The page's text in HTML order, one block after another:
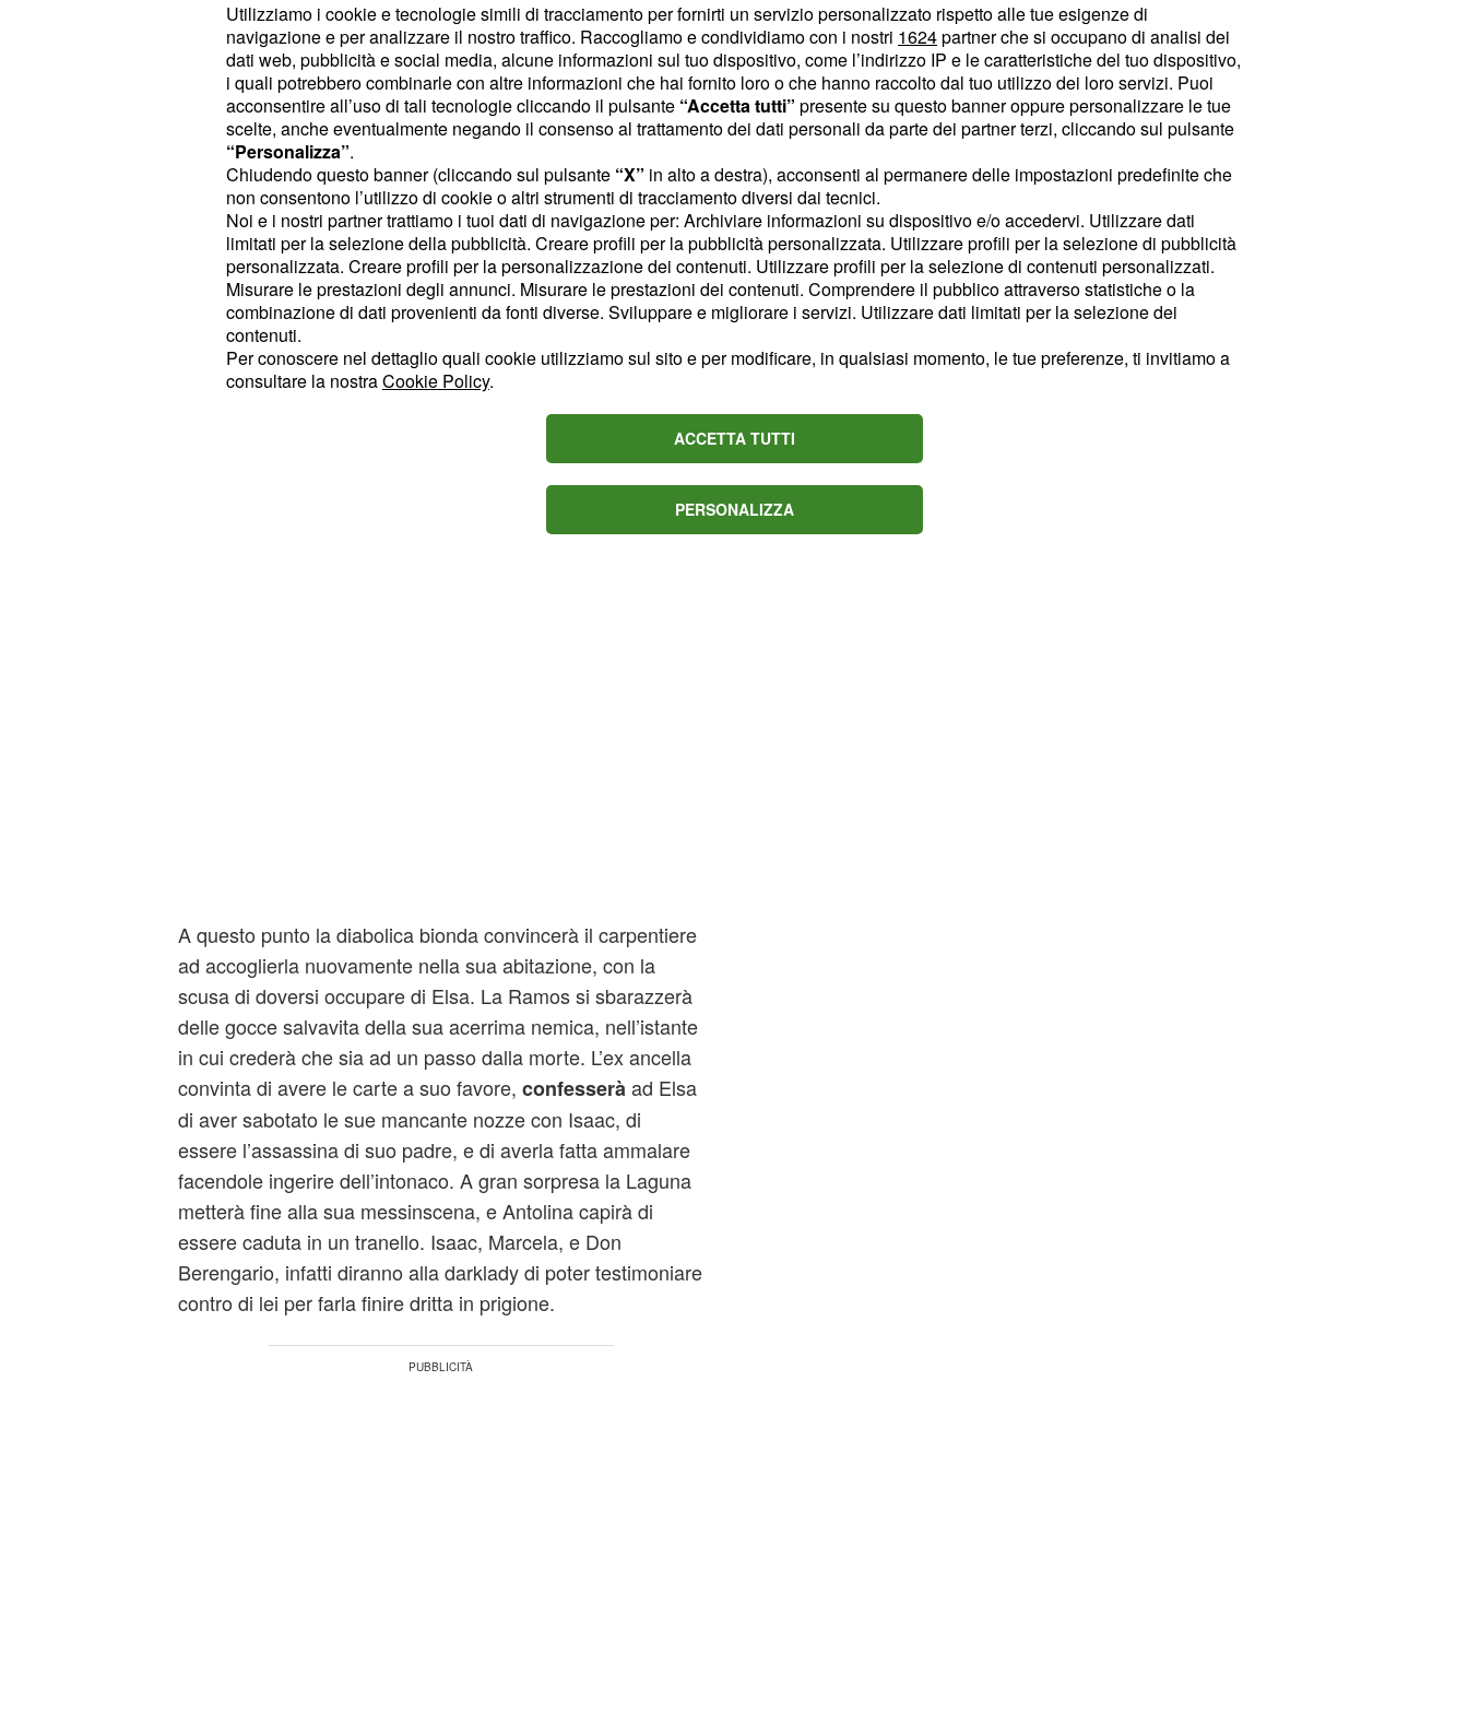
Il piano di Elsa per smascherare la
sua rivale, Antolina confessa i suoi
delitti
Negliepisodi della soap
luglio 2019 per via della distanza temporale di messa in
onda nostrana e spagnola, e che occuperanno la rete
ammiraglia Mediaset tra qualche settimana,Elsaverrà
dimessa dall’ospedale. La sorella del defunto Jesus pur non
essendosi ripresa del tutto, progetterà unpianoper mettere
fuori giocoAntolina
. Quest’ultima nel contempo riuscirà a
riconquistarsi la fiducia del marito Isaac, facendogli credere
di essersi pentita delle malefatte commesse. L’ex ancella per
momento in cui avrà una piccola crisi, somministrandole in
A questo punto la diabolica bionda convincerà il carpentiere
ad accoglierla nuovamente nella sua abitazione, con la
scusa di doversi occupare di Elsa. La Ramos si sbarazzerà
delle gocce salvavita della sua acerrima nemica, nell’istante
in cui crederà che sia ad un passo dalla morte. L’ex ancella
convinta di avere le carte a suo favore, confesserà ad Elsa
di aver sabotato le sue mancante nozze con Isaac, di
essere l’assassina di suo padre, e di averla fatta ammalare
facendole ingerire dell’intonaco. A gran sorpresa la Laguna
metterà fine alla sua messinscena, e Antolina capirà di
essere caduta in un tranello. Isaac, Marcela, e Don
Berengario, infatti diranno alla darklady di poter testimoniare
contro di lei per farla finire dritta in prigione.
Utilizziamo i cookie e tecnologie simili di tracciamento per fornirti un servizio personalizzato rispetto alle tue esigenze di
navigazione e per analizzare il nostro traffico. Raccogliamo e condividiamo con i nostri 1624partner che si occupano di analisi dei
dati web, pubblicità e social media, alcune informazioni sul tuo dispositivo, come l’indirizzo IP e le caratteristiche del tuo dispositivo,
i quali potrebbero combinarle con altre informazioni che hai fornito loro o che hanno raccolto dal tuo utilizzo dei loro servizi. Puoi
acconsentire all’uso di tali tecnologie cliccando il pulsante “Accetta tutti” presente su questo banner oppure personalizzare le tue
scelte, anche eventualmente negando il consenso al trattamento dei dati personali da parte dei partner terzi, cliccando sul pulsante
“Personalizza”.
Chiudendo questo banner (cliccando sul pulsante “X” in alto a destra), acconsenti al permanere delle impostazioni predefinite che
non consentono l’utilizzo di cookie o altri strumenti di tracciamento diversi dai tecnici.
Noi e i nostri partner trattiamo i tuoi dati di navigazione per: Archiviare informazioni su dispositivo e/o accedervi. Utilizzare dati
limitati per la selezione della pubblicità. Creare profili per la pubblicità personalizzata. Utilizzare profili per la selezione di pubblicità
personalizzata. Creare profili per la personalizzazione dei contenuti. Utilizzare profili per la selezione di contenuti personalizzati.
Misurare le prestazioni degli annunci. Misurare le prestazioni dei contenuti. Comprendere il pubblico attraverso statistiche o la
combinazione di dati provenienti da fonti diverse. Sviluppare e migliorare i servizi. Utilizzare dati limitati per la selezione dei
contenuti.
Per conoscere nel dettaglio quali cookie utilizziamo sul sito e per modificare, in qualsiasi momento, le tue preferenze, ti invitiamo a
consultare la nostraCookie Policy.
ACCETTA TUTTI
PERSONALIZZA